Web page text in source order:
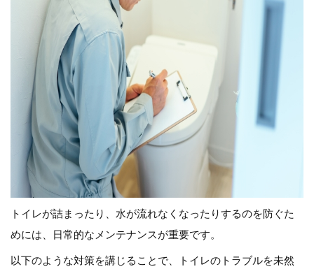
トイレが詰まったり、水が流れなくなったりするのを防ぐた
めには、日常的なメンテナンスが重要です。
以下のような対策を講じることで、トイレのトラブルを未然